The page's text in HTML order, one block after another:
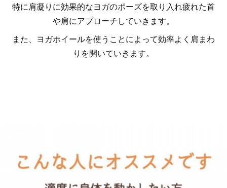
特に肩凝りに効果的なヨガのポーズを取り入れ疲れた首
や肩にアプローチしていきます。
また、ヨガホイールを使うことによって効率よく肩まわ
りを開いていきます。